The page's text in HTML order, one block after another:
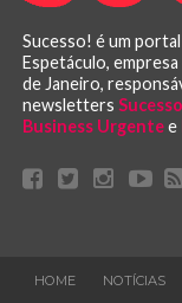
Sucesso! é um
Espetáculo,
de Janeiro,
newsletters
Business Urgentee
HOME NOTÍCIAS